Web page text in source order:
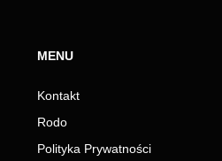
MENU
Kontakt
Rodo
Polityka Prywatności